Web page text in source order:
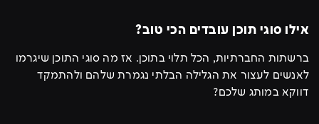
אילו סוגי תוכן עובדים הכי טוב?
ברשתות החברתיות, הכל תלוי בתוכן. אז מה סוגי התוכן שיגרמו
לאנשים לעצור את הגלילה הבלתי נגמרת שלהם ולהתמקד
דווקא במותג שלכם?